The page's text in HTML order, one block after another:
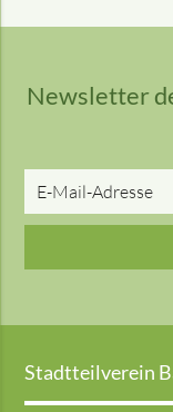
Newsletter
Stadtteilverein